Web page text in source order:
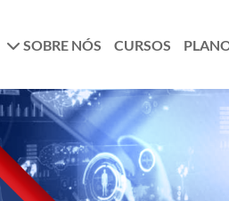
SOBRE NÓS CURSOS